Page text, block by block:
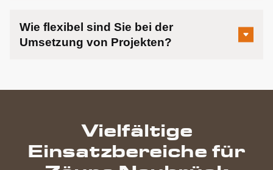
Wie flexibel sind Sie bei der
Umsetzung von Projekten?
Vielfältige
Einsatzbereiche für